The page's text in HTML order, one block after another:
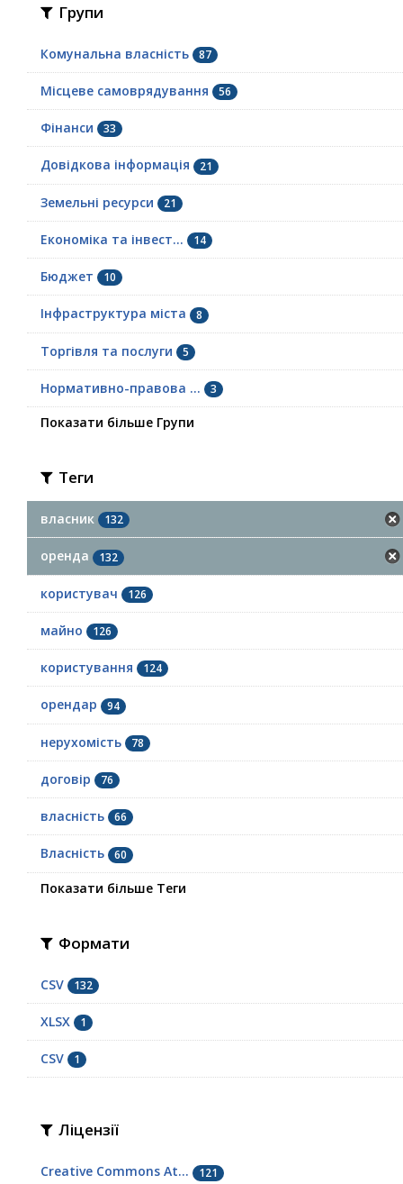
Групи
Комунальна власність 87
Місцеве самоврядування 56
Фінанси 33
Довідкова інформація 21
Земельні ресурси 21
Економіка та інвест... 14
Бюджет 10
Інфраструктура міста 8
Торгівля та послуги 5
Нормативно-правова ... 3
Показати більше Групи
Теги
власник 132
оренда 132
користувач 126
майно 126
користування 124
орендар 94
нерухомість 78
договір 76
власність 66
Власність 60
Показати більше Теги
Формати
CSV 132
XLSX 1
СSV 1
Ліцензії
Creative Commons At... 121